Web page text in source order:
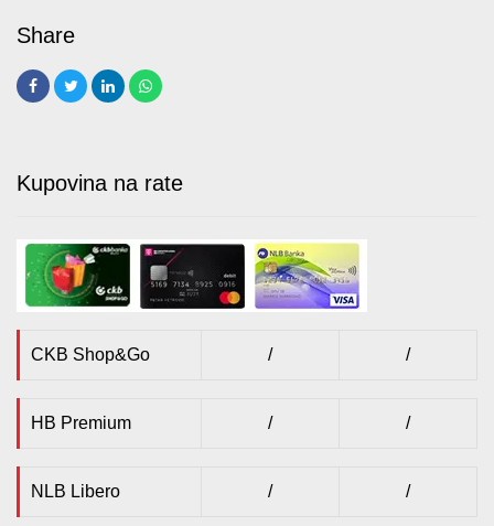
Kupovina na rate
CKB Shop&Go / /
HB Premium / /
NLB Libero / /